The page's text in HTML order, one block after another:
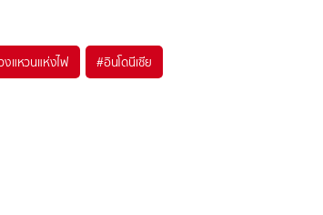
งแหวนแห่งไฟ #อินโดนีเซีย